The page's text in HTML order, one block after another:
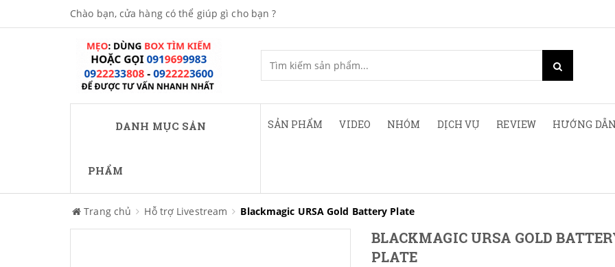
Chào bạn, cửa hàng có thể giúp gì cho bạn ?
DANH MỤC SẢN
PHẨM
SẢN PHẨM VIDEO NHÓM DỊCH VỤ REVIEW HƯỚNG
Trang chủ Hỗ trợ Livestream Blackmagic URSA Gold Battery Plate
BLACKMAGIC URSA GOLD
PLATE